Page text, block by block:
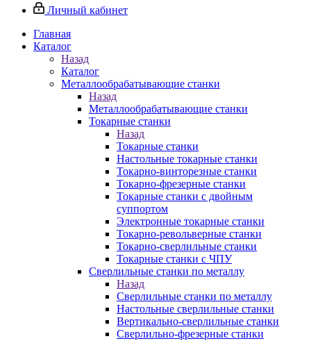
Личный кабинет
Главная
Каталог
Назад
Каталог
Металлообрабатывающие станки
Назад
Металлообрабатывающие станки
Токарные станки
Назад
Токарные станки
Настольные токарные станки
Токарно-винторезные станки
Токарно-фрезерные станки
Токарные станки с двойным
суппортом
Электронные токарные станки
Токарно-револьверные станки
Токарно-сверлильные станки
Токарные станки с ЧПУ
Сверлильные станки по металлу
Назад
Сверлильные станки по металлу
Настольные сверлильные станки
Вертикально-сверлильные станки
Сверлильно-фрезерные станки